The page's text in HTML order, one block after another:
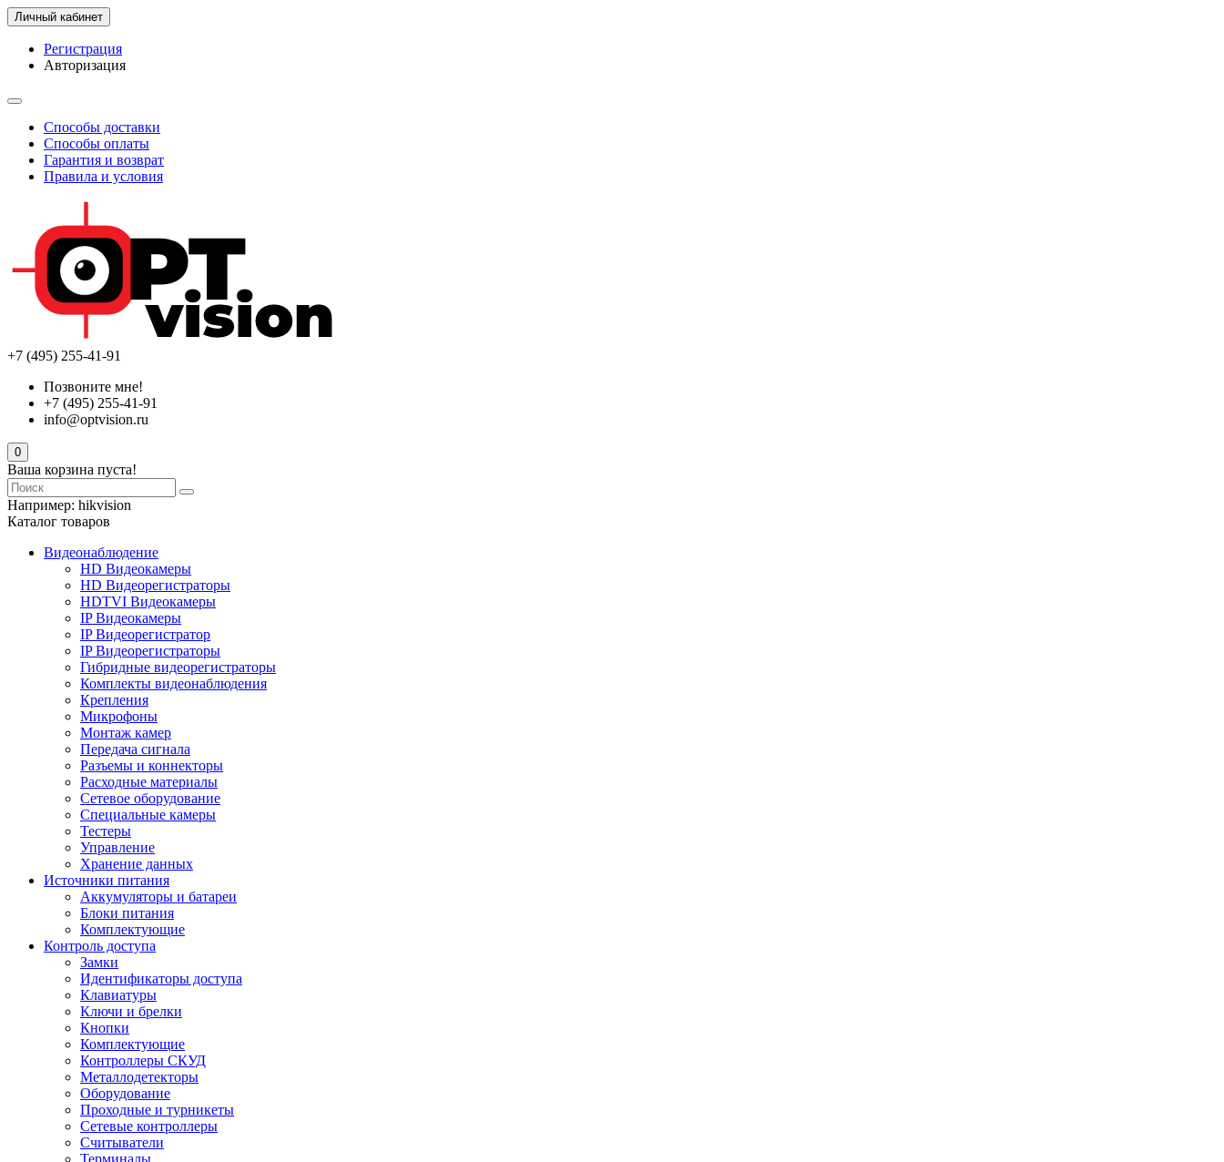
Личный кабинет
Регистрация
Авторизация
Способы доставки
Способы оплаты
Гарантия и возврат
Правила и условия
+7 (495) 255-41-91
Позвоните мне!
+7 (495) 255-41-91
info@optvision.ru
0
Ваша корзина пуста!
Например: hikvision
Каталог товаров
Видеонаблюдение
HD Видеокамеры
HD Видеорегистраторы
HDTVI Видеокамеры
IP Видеокамеры
IP Видеорегистратор
IP Видеорегистраторы
Гибридные видеорегистраторы
Комплекты видеонаблюдения
Крепления
Микрофоны
Монтаж камер
Передача сигнала
Разъемы и коннекторы
Расходные материалы
Сетевое оборудование
Специальные камеры
Тестеры
Управление
Хранение данных
Источники питания
Аккумуляторы и батареи
Блоки питания
Комплектующие
Контроль доступа
Замки
Идентификаторы доступа
Клавиатуры
Ключи и брелки
Кнопки
Комплектующие
Контроллеры СКУД
Металлодетекторы
Оборудование
Проходные и турникеты
Сетевые контроллеры
Считыватели
Терминалы